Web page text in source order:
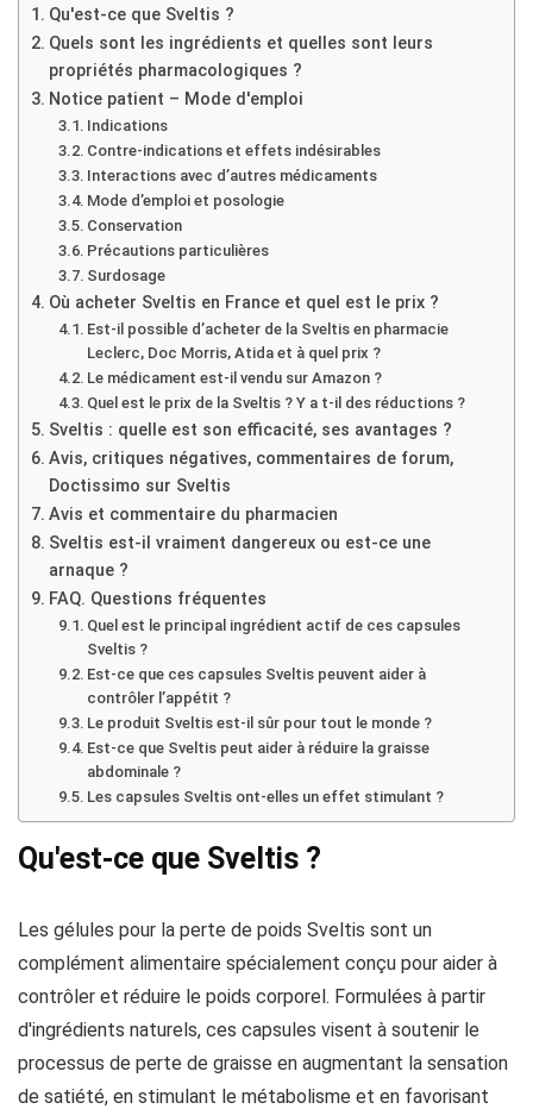
Qu'est-ce que Sveltis ?
Quels sont les ingrédients et quelles sont leurs
propriétés pharmacologiques ?
Notice patient – Mode d'emploi
Indications
Contre-indications et effets indésirables
Interactions avec d’autres médicaments
Mode d’emploi et posologie
Conservation
Précautions particulières
Surdosage
Où acheter Sveltis en France et quel est le prix ?
Est-il possible d’acheter de la Sveltis en pharmacie
Leclerc, Doc Morris, Atida et à quel prix ?
Le médicament est-il vendu sur Amazon ?
Quel est le prix de la Sveltis ? Y a t-il des réductions ?
Sveltis : quelle est son efficacité, ses avantages ?
Avis, critiques négatives, commentaires de forum,
Doctissimo sur Sveltis
Avis et commentaire du pharmacien
Sveltis est-il vraiment dangereux ou est-ce une
arnaque ?
FAQ. Questions fréquentes
Quel est le principal ingrédient actif de ces capsules
Sveltis ?
Est-ce que ces capsules Sveltis peuvent aider à
contrôler l’appétit ?
Le produit Sveltis est-il sûr pour tout le monde ?
Est-ce que Sveltis peut aider à réduire la graisse
abdominale ?
Les capsules Sveltis ont-elles un effet stimulant ?
Qu'est-ce que Sveltis ?
Les gélules pour la perte de poids Sveltis sont un
complément alimentaire spécialement conçu pour aider à
contrôler et réduire le poids corporel. Formulées à partir
d'ingrédients naturels, ces capsules visent à soutenir le
processus de perte de graisse en augmentant la sensation
de satiété, en stimulant le métabolisme et en favorisant